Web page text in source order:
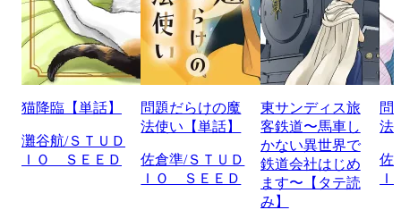
猫降臨【単話】
灘谷航/ＳＴＵＤ
ＩＯ ＳＥＥＤ
問題だらけの魔
法使い【単話】
佐倉準/ＳＴＵＤ
ＩＯ ＳＥＥＤ
東サンディス旅
客鉄道〜馬車し
かない異世界で
鉄道会社はじめ
ます〜【タテ読
み】
問
法
佐